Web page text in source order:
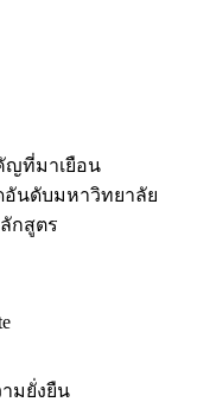
ที่มาเยือน
อันดับมหาวิทยาลัย
กสูตร
มยั่งยืน